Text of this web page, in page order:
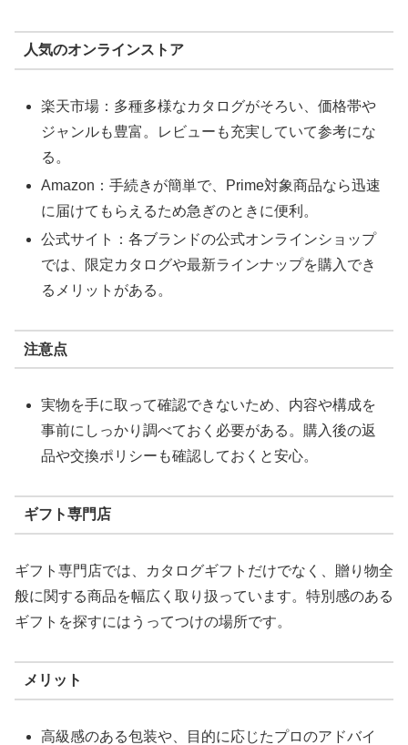
人気のオンラインストア
楽天市場：多種多様なカタログがそろい、価格帯や
ジャンルも豊富。レビューも充実していて参考にな
る。
Amazon：手続きが簡単で、Prime対象商品なら迅速
に届けてもらえるため急ぎのときに便利。
公式サイト：各ブランドの公式オンラインショップ
では、限定カタログや最新ラインナップを購入でき
るメリットがある。
注意点
実物を手に取って確認できないため、内容や構成を
事前にしっかり調べておく必要がある。購入後の返
品や交換ポリシーも確認しておくと安心。
ギフト専門店
ギフト専門店では、カタログギフトだけでなく、贈り物全
般に関する商品を幅広く取り扱っています。特別感のある
ギフトを探すにはうってつけの場所です。
メリット
高級感のある包装や、目的に応じたプロのアドバイ